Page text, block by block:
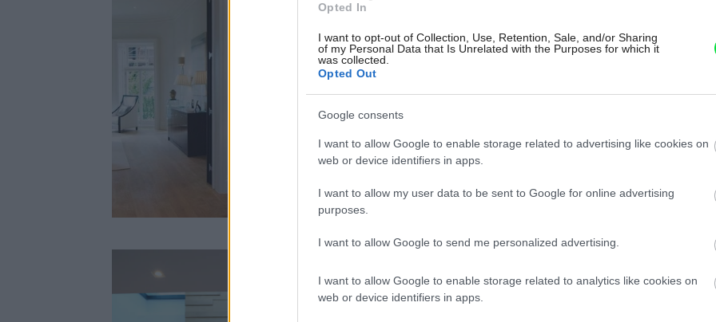
Opted In
I want to opt-out of Collection, Use, Retention, Sale, and/or Sharing
of my Personal Data that Is Unrelated with the Purposes for which it
was collected.
Opted Out
Google consents
I want to allow Google to enable storage related to advertising like cookies on
web or device identifiers in apps.
I want to allow my user data to be sent to Google for online advertising
purposes.
I want to allow Google to send me personalized advertising.
I want to allow Google to enable storage related to analytics like cookies on
web or device identifiers in apps.